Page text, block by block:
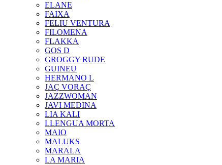
ELANE
FAIXA
FELIU VENTURA
FILOMENA
FLAKKA
GOS D
GROGGY RUDE
GUINEU
HERMANO L
JAÇ VORAÇ
JAZZWOMAN
JAVI MEDINA
LIA KALI
LLENGUA MORTA
MAIO
MALUKS
MARALA
LA MARIA